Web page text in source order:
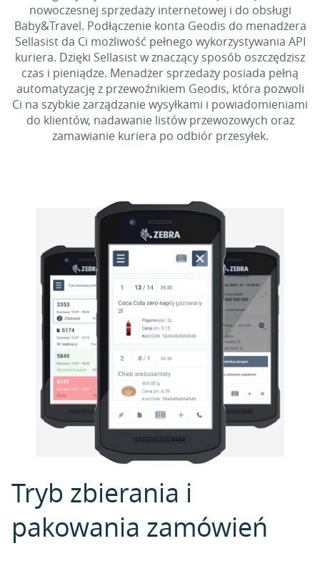
nowoczesnej sprzedaży internetowej i do obsługi
Baby&Travel. Podłączenie konta Geodis do menadżera
Sellasist da Ci możliwość pełnego wykorzystywania API
kuriera. Dzięki Sellasist w znaczący sposób oszczędzisz
czas i pieniądze. Menadżer sprzedaży posiada pełną
automatyzację z przewoźnikiem Geodis, która pozwoli
Ci na szybkie zarządzanie wysyłkami i powiadomieniami
do klientów, nadawanie listów przewozowych oraz
zamawianie kuriera po odbiór przesyłek.
Tryb zbierania i
pakowania zamówień